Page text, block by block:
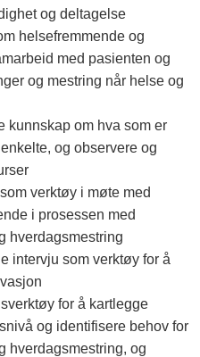
og deltagelse
helsefremmende og
med pasienten og
og mestring når helse og
kunnskap om hva som er
og observere og
verktøy i møte med
i prosessen med
hverdagsmestring
intervju som verktøy for å
for å kartlegge
og identifisere behov for
hverdagsmestring, og